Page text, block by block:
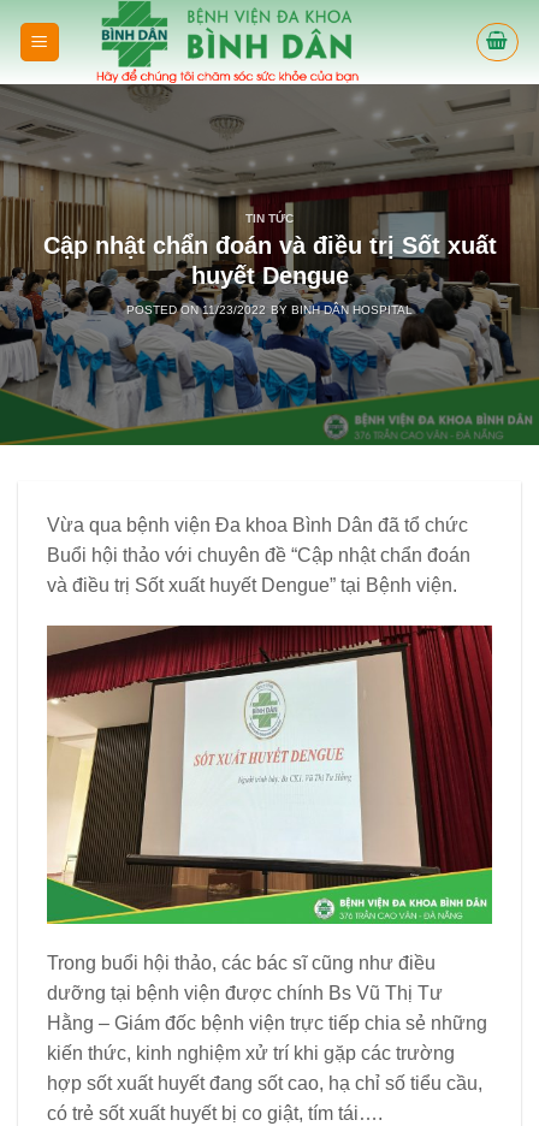
TIN TỨC
Cập nhật chẩn đoán và điều trị Sốt xuất
huyết Dengue
POSTED ON11/23/2022 BY BINH DÂN HOSPITAL
Vừa qua bệnh viện Đa khoa Bình Dân đã tổ chức
Buổi hội thảo với chuyên đề “Cập nhật chẩn đoán
và điều trị Sốt xuất huyết Dengue” tại Bệnh viện.
Trong buổi hội thảo, các bác sĩ cũng như điều
dưỡng tại bệnh viện được chính Bs Vũ Thị Tư
Hằng – Giám đốc bệnh viện trực tiếp chia sẻ những
kiến thức, kinh nghiệm xử trí khi gặp các trường
hợp sốt xuất huyết đang sốt cao, hạ chỉ số tiểu cầu,
có trẻ sốt xuất huyết bị co giật, tím tái….